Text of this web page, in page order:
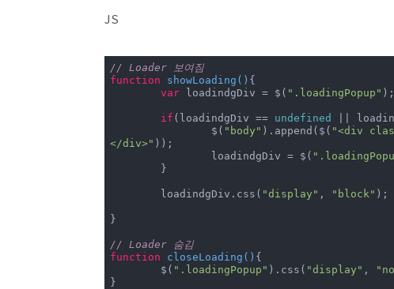
JS
// Loader 보여짐
function
showLoading ( ) {
var loadindgDiv = $( ".loadingPopup" );
if (loadindgDiv == undefined ||
		$(
"body" ).append($( "<div
</div>" ));
		loadindgDiv = $(
	loadindgDiv.css(
"display" , "block" );
}
// Loader 숨김
function
closeLoading ( ) {
	$(
".loadingPopup" ).css( "display" ,
}